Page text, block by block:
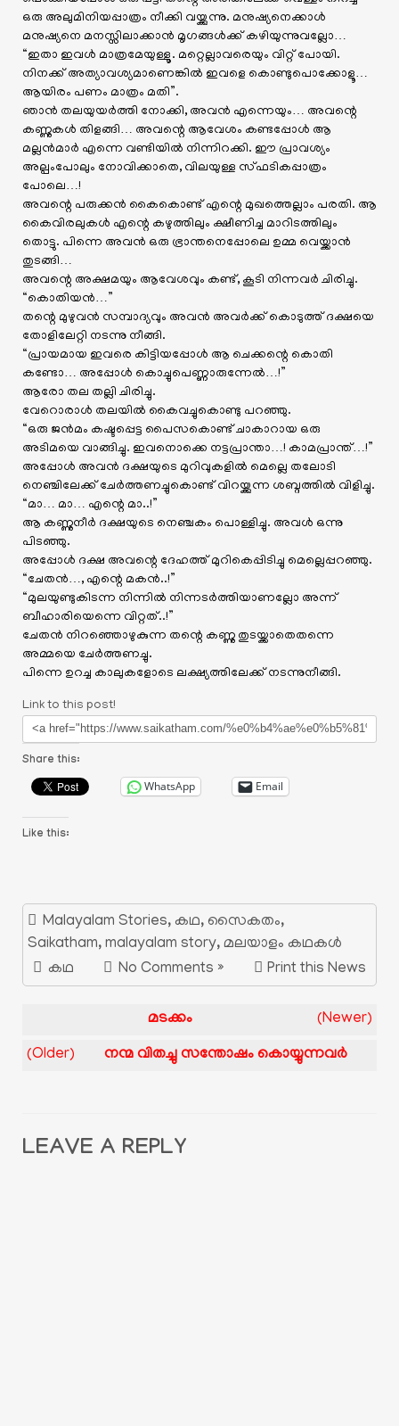
ഒരു അലുമിനിയപ്പാത്രം നീക്കി വയ്ക്കുന്നു. മനുഷ്യനെക്കാൾ
മനുഷ്യനെ മനസ്സിലാക്കാൻ മൃഗങ്ങൾക്ക് കഴിയുന്നുവല്ലോ…
“ഇതാ ഇവൾ മാത്രമേയുള്ളൂ. മറ്റെല്ലാവരെയും വിറ്റ് പോയി.
നിനക്ക് അത്യാവശ്യമാണെങ്കിൽ ഇവളെ കൊണ്ടുപൊക്കോളൂ…
ആയിരം പണം മാത്രം മതി”.
ഞാൻ തലയുയർത്തി നോക്കി, അവൻ എന്നെയും… അവന്റെ
കണ്ണുകൾ തിളങ്ങി… അവന്റെ ആവേശം കണ്ടപ്പോൾ ആ
മല്ലൻമാർ എന്നെ വണ്ടിയിൽ നിന്നിറക്കി. ഈ പ്രാവശ്യം
അല്പംപോലും നോവിക്കാതെ, വിലയുള്ള സ്ഫടികപ്പാത്രം
പോലെ…!
അവന്റെ പരുക്കൻ കൈകൊണ്ട് എന്റെ മുഖത്തെല്ലാം പരതി. ആ
കൈവിരലുകൾ എന്റെ കഴുത്തിലും ക്ഷീണിച്ച മാറിടത്തിലും
തൊട്ടു. പിന്നെ അവൻ ഒരു ഭ്രാന്തനെപ്പോലെ ഉമ്മ വെയ്ക്കാൻ
തുടങ്ങി…
അവന്റെ അക്ഷമയും ആവേശവും കണ്ട്, കൂടി നിന്നവർ ചിരിച്ചു.
“കൊതിയൻ…”
തന്റെ മുഴുവൻ സമ്പാദ്യവും അവൻ അവർക്ക് കൊടുത്ത് ദക്ഷയെ
തോളിലേറ്റി നടന്നു നീങ്ങി.
“പ്രായമായ ഇവരെ കിട്ടിയപ്പോൾ ആ ചെക്കന്റെ കൊതി
കണ്ടോ… അപ്പോൾ കൊച്ചുപെണ്ണാരുന്നേൽ…!”
ആരോ തല തല്ലി ചിരിച്ചു.
വേറൊരാൾ തലയിൽ കൈവച്ചുകൊണ്ടു പറഞ്ഞു.
“ഒരു ജൻമം കഷ്ടപ്പെട്ട പൈസകൊണ്ട് ചാകാറായ ഒരു
അടിമയെ വാങ്ങിച്ചു. ഇവനൊക്കെ നട്ടപ്രാന്താ…! കാമപ്രാന്ത്…!”
അപ്പോൾ അവൻ ദക്ഷയുടെ മുറിവുകളിൽ മെല്ലെ തലോടി
നെഞ്ചിലേക്ക് ചേർത്തണച്ചുകൊണ്ട് വിറയ്ക്കുന്ന ശബ്ദത്തിൽ വിളിച്ചു.
“മാ… മാ… എന്റെ മാ..!”
ആ കണ്ണുനീർ ദക്ഷയുടെ നെഞ്ചകം പൊള്ളിച്ചു. അവൾ ഒന്നു
പിടഞ്ഞു.
അപ്പോൾ ദക്ഷ അവന്റെ ദേഹത്ത് മുറികെപ്പിടിച്ചു മെല്ലെപ്പറഞ്ഞു.
“ചേതൻ…, എന്റെ മകൻ..!”
“മുലയുണ്ടുകിടന്ന നിന്നിൽ നിന്നടർത്തിയാണല്ലോ അന്ന്
ബീഹാരിയെന്നെ വിറ്റത്..!”
ചേതൻ നിറഞ്ഞൊഴുകുന്ന തന്റെ കണ്ണു തുടയ്ക്കാതെതന്നെ
അമ്മയെ ചേർത്തണച്ചു.
പിന്നെ ഉറച്ച കാലുകളോടെ ലക്ഷ്യത്തിലേക്ക് നടന്നുനീങ്ങി.
Link to this post!
Share this:
WhatsApp Email
Like this:
Malayalam Stories, കഥ, സൈകതം,
Saikatham, malayalam story, മലയാളം കഥകൾ
കഥ
No Comments » Print this News
മടക്കം (Newer)
(Older) നന്മ വിതച്ചു സന്തോഷം കൊയ്യുന്നവർ
LEAVE A REPLY